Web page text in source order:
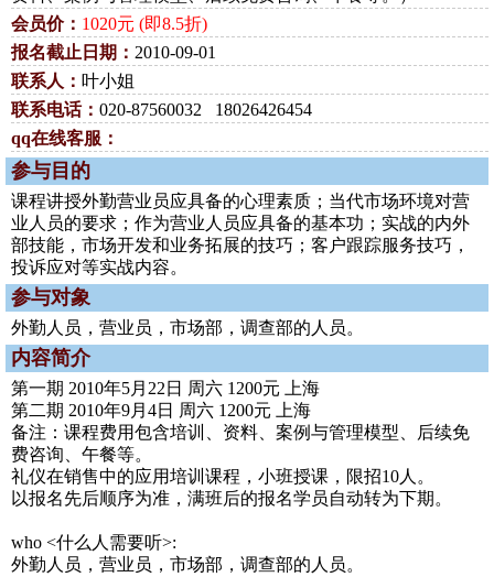
会员价： 1020元 (即8.5折)
报名截止日期： 2010-09-01
联系人： 叶小姐
联系电话： 020-87560032 18026426454
qq在线客服：
参与目的
课程讲授外勤营业员应具备的心理素质；当代市场环境对营
业人员的要求；作为营业人员应具备的基本功；实战的内外
部技能，市场开发和业务拓展的技巧；客户跟踪服务技巧，
投诉应对等实战内容。
参与对象
外勤人员，营业员，市场部，调查部的人员。
内容简介
第一期 2010年5月22日 周六 1200元 上海
第二期 2010年9月4日 周六 1200元 上海
备注：课程费用包含培训、资料、案例与管理模型、后续免
费咨询、午餐等。
礼仪在销售中的应用培训课程，小班授课，限招10人。
以报名先后顺序为准，满班后的报名学员自动转为下期。
who <什么人需要听>:
外勤人员，营业员，市场部，调查部的人员。